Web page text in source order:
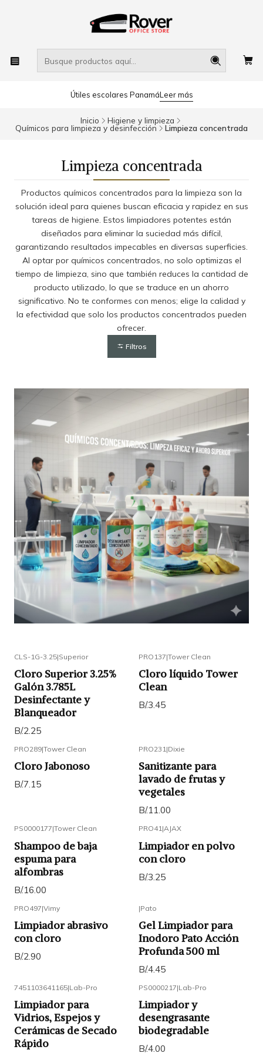
Útiles escolares PanamáLeer más
Inicio Higiene y limpieza
Químicos para limpieza y desinfección Limpieza concentrada
Limpieza concentrada
Productos químicos concentrados para la limpieza son la
solución ideal para quienes buscan eficacia y rapidez en sus
tareas de higiene. Estos limpiadores potentes están
diseñados para eliminar la suciedad más difícil,
garantizando resultados impecables en diversas superficies.
Al optar por químicos concentrados, no solo optimizas el
tiempo de limpieza, sino que también reduces la cantidad de
producto utilizado, lo que se traduce en un ahorro
significativo. No te conformes con menos; elige la calidad y
la efectividad que solo los productos concentrados pueden
ofrecer.
Filtros
CLS-1G-3.25|Superior
Cloro Superior 3.25%
Galón 3.785L
Desinfectante y
Blanqueador
B/.2.25
PRO137|Tower Clean
Cloro líquido Tower
Clean
B/.3.45
PRO289|Tower Clean
Cloro Jabonoso
B/.7.15
PRO231 |Dixie
Sanitizante para
lavado de frutas y
vegetales
B/.11.00
PS0000177|Tower Clean
Shampoo de baja
espuma para
alfombras
B/.16.00
PRO41|AJAX
Limpiador en polvo
con cloro
B/.3.25
PRO497|Vimy
Limpiador abrasivo
con cloro
B/.2.90
|Pato
Gel Limpiador para
Inodoro Pato Acción
Profunda 500 ml
B/.4.45
7451103641165|Lab-Pro
Limpiador para
Vidrios, Espejos y
Cerámicas de Secado
Rápido
PS0000217|Lab-Pro
Limpiador y
desengrasante
biodegradable
B/.4.00